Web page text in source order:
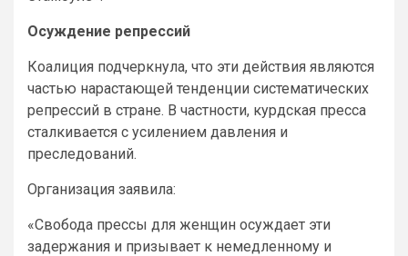
Осуждение репрессий
Коалиция подчеркнула, что эти действия являются
частью нарастающей тенденции систематических
репрессий в стране. В частности, курдская пресса
сталкивается с усилением давления и
преследований.
Организация заявила:
«Свобода прессы для женщин осуждает эти
задержания и призывает к немедленному и